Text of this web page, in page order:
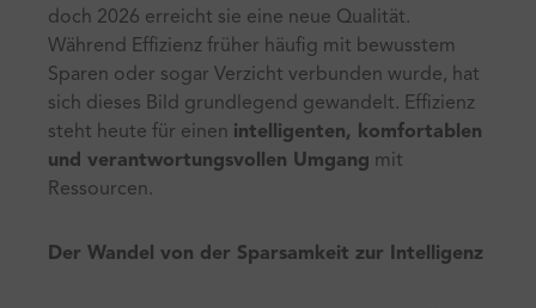
doch 2026 erreicht sie eine neue Qualität.
Während Effizienz früher häufig mit bewusstem
Sparen oder sogar Verzicht verbunden wurde, hat
sich dieses Bild grundlegend gewandelt. Effizienz
steht heute für einen intelligenten, komfortablen
und verantwortungsvollen Umgang mit
Ressourcen.
Der Wandel von der Sparsamkeit zur Intelligenz